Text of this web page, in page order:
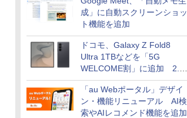
成」に自動スクリーンショッ
ト機能を追加
ドコモ、Galaxy Z Fold8
Ultra 1TBなどを「5G
WELCOME割」に追加 2.2
万円引き
「au Webポータル」デザイ
ン・機能リニューアル AI検
索やAIレコメンド機能を追加